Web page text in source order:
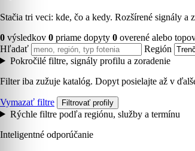
Stačia tri veci: kde, čo a kedy. Rozšírené signály a
0 výsledkov 0 priame dopyty 0 overené alebo
Hľadať
Región
Pokročilé filtre, signály profilu a zoradenie
Filter iba zužuje katalóg. Dopyt posielajte až v
Vymazať filtre Filtrovať profily
Rýchle filtre podľa regiónu, služby a termínu
Inteligentné odporúčanie